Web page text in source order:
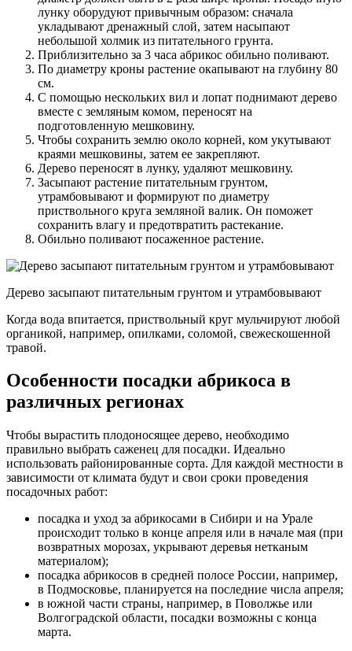
лунку оборудуют привычным образом: сначала
укладывают дренажный слой, затем насыпают
небольшой холмик из питательного грунта.
Приблизительно за 3 часа абрикос обильно поливают.
По диаметру кроны растение окапывают на глубину 80
см.
С помощью нескольких вил и лопат поднимают дерево
вместе с земляным комом, переносят на
подготовленную мешковину.
Чтобы сохранить землю около корней, ком укутывают
краями мешковины, затем ее закрепляют.
Дерево переносят в лунку, удаляют мешковину.
Засыпают растение питательным грунтом,
утрамбовывают и формируют по диаметру
приствольного круга земляной валик. Он поможет
сохранить влагу и предотвратить растекание.
Обильно поливают посаженное растение.
Дерево засыпают питательным грунтом и утрамбовывают
Когда вода впитается, приствольный круг мульчируют любой
органикой, например, опилками, соломой, свежескошенной
травой.
Особенности посадки абрикоса в
различных регионах
Чтобы вырастить плодоносящее дерево, необходимо
правильно выбрать саженец для посадки. Идеально
использовать районированные сорта. Для каждой местности в
зависимости от климата будут и свои сроки проведения
посадочных работ:
посадка и уход за абрикосами в Сибири и на Урале
происходит только в конце апреля или в начале мая (при
возвратных морозах, укрывают деревья нетканым
материалом);
посадка абрикосов в средней полосе России, например,
в Подмосковье, планируется на последние числа апреля;
в южной части страны, например, в Поволжье или
Волгоградской области, посадки возможны с конца
марта.